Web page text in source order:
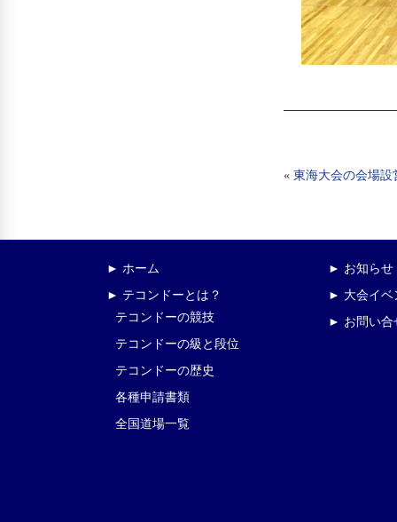
« 東海大会の会場設
► ホーム
► テコンドーとは？
テコンドーの競技
テコンドーの級と段位
テコンドーの歴史
各種申請書類
全国道場一覧
► お知らせ
► 大会イベ
► お問い合